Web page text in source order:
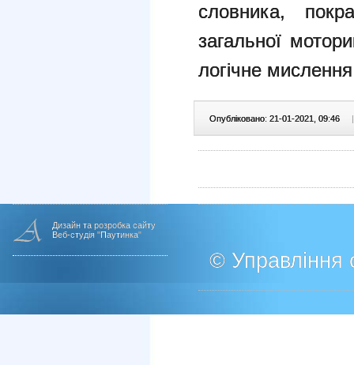
словника,
загальної
логічне
Опубліковано: 21-01-2021, 09:46 |
Дизайн та розробка сайту
Веб-студія "Паутинка"
© Управління